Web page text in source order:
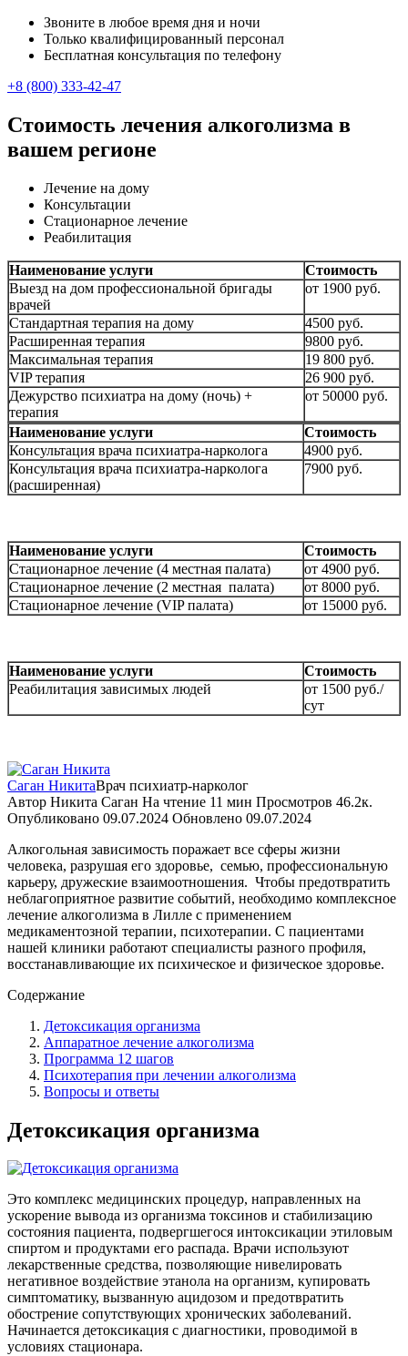
Звоните в любое время дня и ночи
Только квалифицированный персонал
Бесплатная консультация по телефону
+8 (800) 333-42-47
Стоимость лечения алкоголизма в
вашем регионе
Лечение на дому
Консультации
Стационарное лечение
Реабилитация
Наименование услуги
Стоимость
Выезд на дом профессиональной бригады
врачей
от 1900 руб.
Стандартная терапия на дому
4500 руб.
Расширенная терапия
9800 руб.
Максимальная терапия
19 800 руб.
VIP терапия
26 900 руб.
Дежурство психиатра на дому (ночь) +
терапия
от 50000 руб.
Наименование услуги
Стоимость
Консультация врача психиатра-нарколога
4900 руб.
Консультация врача психиатра-нарколога
(расширенная)
7900 руб.
Наименование услуги
Стоимость
Стационарное лечение (4 местная палата)
от 4900 руб.
Стационарное лечение (2 местная палата)
от 8000 руб.
Стационарное лечение (VIP палата)
от 15000 руб.
Наименование услуги
Стоимость
Реабилитация зависимых людей
от 1500 руб./
сут
Саган НикитаВрач психиатр-нарколог
Автор Никита Саган На чтение 11 мин Просмотров 46.2к.
Опубликовано 09.07.2024 Обновлено 09.07.2024
Алкогольная зависимость поражает все сферы жизни
человека, разрушая его здоровье, семью, профессиональную
карьеру, дружеские взаимоотношения. Чтобы предотвратить
неблагоприятное развитие событий, необходимо комплексное
лечение алкоголизма в Лилле с применением
медикаментозной терапии, психотерапии. С пациентами
нашей клиники работают специалисты разного профиля,
восстанавливающие их психическое и физическое здоровье.
Содержание
Детоксикация организма
Аппаратное лечение алкоголизма
Программа 12 шагов
Психотерапия при лечении алкоголизма
Вопросы и ответы
Детоксикация организма
Это комплекс медицинских процедур, направленных на
ускорение вывода из организма токсинов и стабилизацию
состояния пациента, подвергшегося интоксикации этиловым
спиртом и продуктами его распада. Врачи используют
лекарственные средства, позволяющие нивелировать
негативное воздействие этанола на организм, купировать
симптоматику, вызванную ацидозом и предотвратить
обострение сопутствующих хронических заболеваний.
Начинается детоксикация с диагностики, проводимой в
условиях стационара.